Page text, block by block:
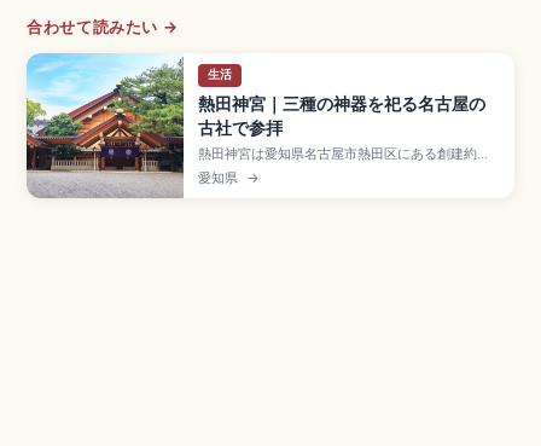
合わせて読みたい →
生活
熱田神宮｜三種の神器を祀る名古屋の
古社で参拝
熱田神宮は愛知県名古屋市熱田区にある創建約
1900年前と伝わる古社で、三種の神器のひとつ
「草薙神剣」を御神体として祀る格式の高い神社
愛知県 →